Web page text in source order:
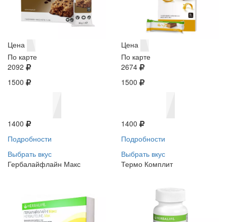
Цена
По карте
2092
1500
1400
Подробности
Выбрать вкус
Цена
По карте
2674
1500
1400
Подробности
Выбрать вкус
Гербалайфлайн Макс
Термо Комплит